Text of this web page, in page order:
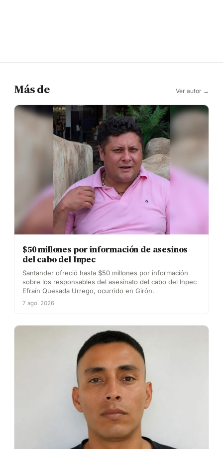
Más de Ver autor →
$50 millones por información de asesinos
del cabo del Inpec
Santander ofreció hasta $50 millones por información
sobre los responsables del asesinato del cabo del Inpec
Efraín Quesada Urrego, ocurrido en Girón.
7 ago. 2026